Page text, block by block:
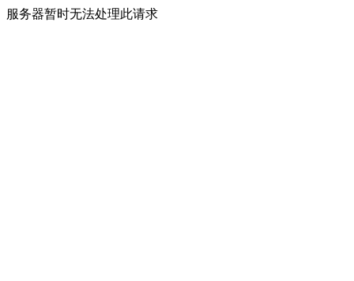
服务器暂时无法处理此请求